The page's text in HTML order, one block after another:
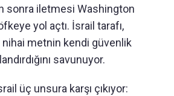
sonra iletmesi Washington
yol açtı. İsrail tarafı,
metnin kendi güvenlik
savunuyor.
üç unsura karşı çıkıyor: